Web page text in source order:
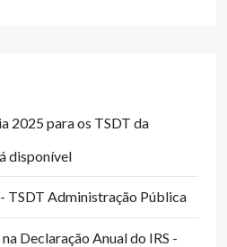
2025 para os TSDT da
disponível
TSDT Administração Pública
Declaração Anual do IRS -